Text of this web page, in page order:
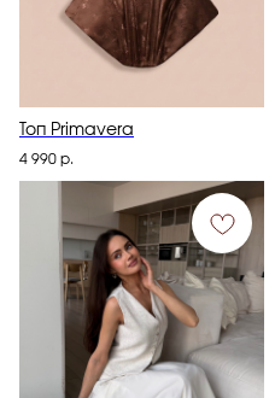
Топ Primavera
4 990 р.